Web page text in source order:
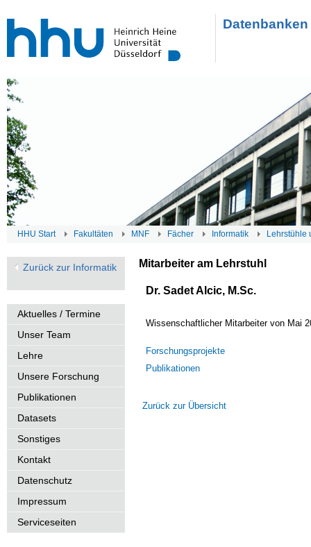
HHU Start Fakultäten MNF Fächer Informatik Lehrstühle
Zurück zur Informatik
Aktuelles / Termine
Unser Team
Lehre
Unsere Forschung
Publikationen
Datasets
Sonstiges
Kontakt
Datenschutz
Impressum
Serviceseiten
Mitarbeiter am Lehrstuhl
Dr. Sadet Alcic, M.Sc.
Wissenschaftlicher Mitarbeiter von Mai
Forschungsprojekte
Publikationen
Zurück zur Übersicht